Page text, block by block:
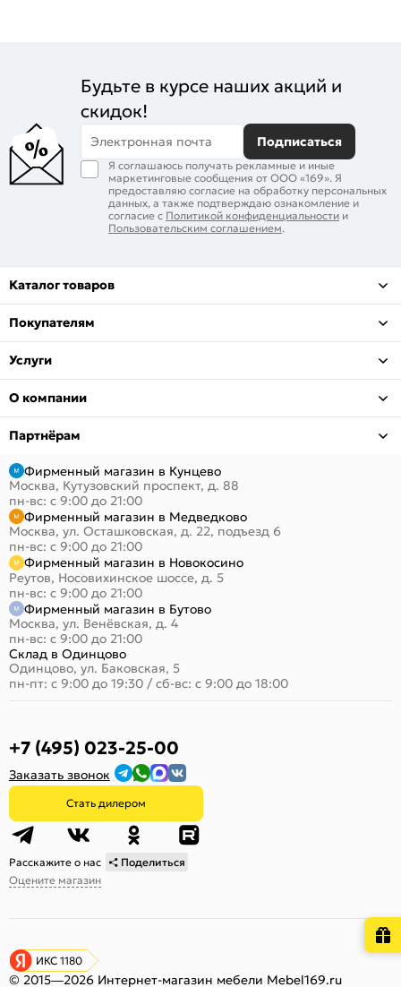
Будьте в курсе наших акций и
скидок!
Электронная почта Подписаться
Я соглашаюсь получать рекламные и иные
маркетинговые сообщения от ООО «169». Я
предоставляю согласие на обработку персональных
данных, а также подтверждаю ознакомление и
согласие с Политикой конфиденциальности и
Пользовательским соглашением.
Каталог товаров
Покупателям
Услуги
О компании
Партнёрам
Фирменный магазин в Кунцево
Москва, Кутузовский проспект, д. 88
пн-вс: с 9:00 до 21:00
Фирменный магазин в Медведково
Москва, ул. Осташковская, д. 22, подъезд 6
пн-вс: с 9:00 до 21:00
Фирменный магазин в Новокосино
Реутов, Носовихинское шоссе, д. 5
пн-вс: с 9:00 до 21:00
Фирменный магазин в Бутово
Москва, ул. Венёвская, д. 4
пн-вс: с 9:00 до 21:00
Склад в Одинцово
Одинцово, ул. Баковская, 5
пн-пт: с 9:00 до 19:30 / сб-вс: с 9:00 до 18:00
+7 (495) 023-25-00
Заказать звонок
Стать дилером
Расскажите о нас
Поделиться
Оцените магазин
ИКС 1180
© 2015—2026 Интернет-магазин мебели Mebel169.ru